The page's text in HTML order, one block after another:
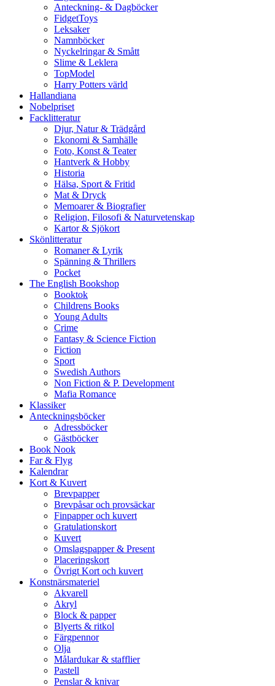
Anteckning- & Dagböcker
FidgetToys
Leksaker
Namnböcker
Nyckelringar & Smått
Slime & Leklera
TopModel
Harry Potters värld
Hallandiana
Nobelpriset
Facklitteratur
Djur, Natur & Trädgård
Ekonomi & Samhälle
Foto, Konst & Teater
Hantverk & Hobby
Historia
Hälsa, Sport & Fritid
Mat & Dryck
Memoarer & Biografier
Religion, Filosofi & Naturvetenskap
Kartor & Sjökort
Skönlitteratur
Romaner & Lyrik
Spänning & Thrillers
Pocket
The English Bookshop
Booktok
Childrens Books
Young Adults
Crime
Fantasy & Science Fiction
Fiction
Sport
Swedish Authors
Non Fiction & P. Development
Mafia Romance
Klassiker
Anteckningsböcker
Adressböcker
Gästböcker
Book Nook
Far & Flyg
Kalendrar
Kort & Kuvert
Brevpapper
Brevpåsar och provsäckar
Finpapper och kuvert
Gratulationskort
Kuvert
Omslagspapper & Present
Placeringskort
Övrigt Kort och kuvert
Konstnärsmateriel
Akvarell
Akryl
Block & papper
Blyerts & ritkol
Färgpennor
Olja
Målardukar & stafflier
Pastell
Penslar & knivar